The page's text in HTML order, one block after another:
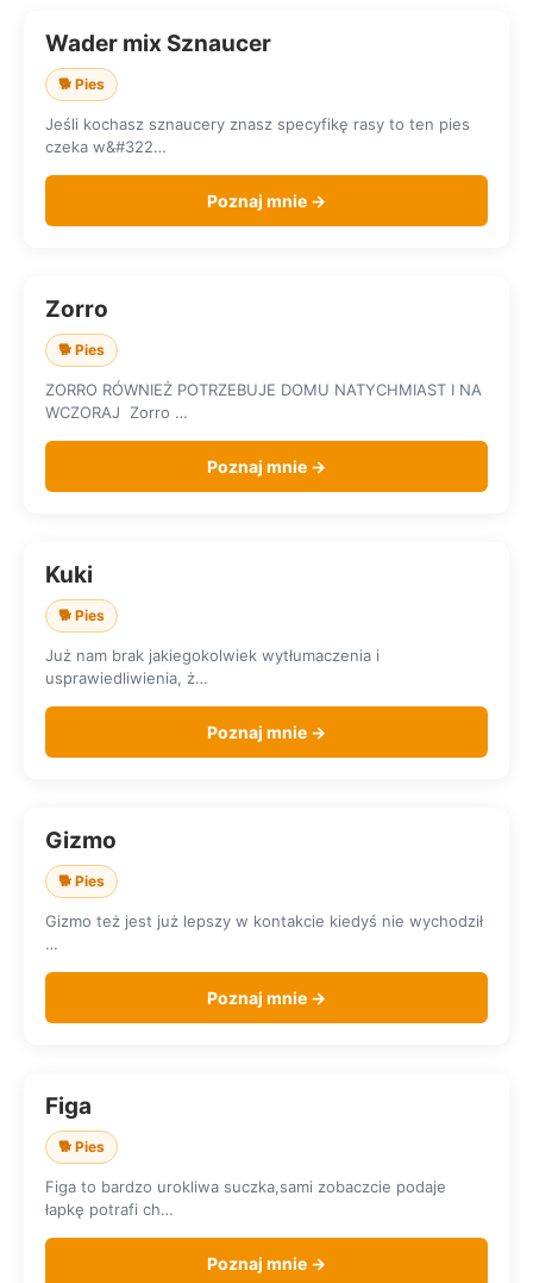
SZUKA DOMU
Wader mix Sznaucer
🐕 Pies
Jeśli kochasz sznaucery znasz specyfikę rasy to ten pies
czeka w&#322…
Poznaj mnie →
SZUKA DOMU
Zorro
🐕 Pies
ZORRO RÓWNIEŻ POTRZEBUJE DOMU NATYCHMIAST I NA
WCZORAJ Zorro …
Poznaj mnie →
SZUKA DOMU
Kuki
🐕 Pies
Już nam brak jakiegokolwiek wytłumaczenia i
usprawiedliwienia, ż…
Poznaj mnie →
SZUKA DOMU
Gizmo
🐕 Pies
Gizmo też jest już lepszy w kontakcie kiedyś nie wychodził
…
Poznaj mnie →
SZUKA DOMU
Figa
🐕 Pies
Figa to bardzo urokliwa suczka,sami zobaczcie podaje
łapkę potrafi ch…
Poznaj mnie →